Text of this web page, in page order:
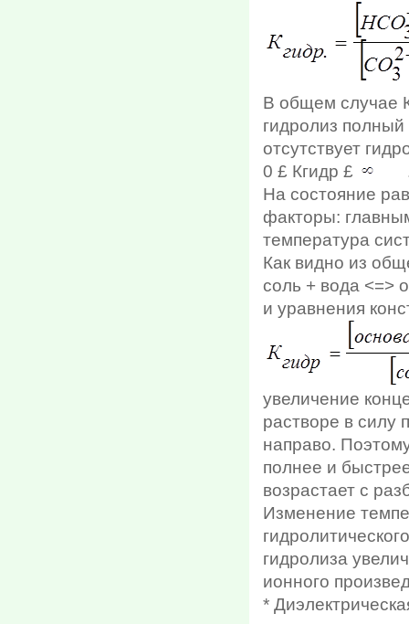
В общем случае
гидролиз полный
отсутствует
0 £ Кгидр £
На состояние
факторы:
температура
Как видно из
соль + вода <=>
и уравнения
увеличение
растворе в силу
направо.
полнее и
возрастает с
Изменение
гидролиза
ионного
*